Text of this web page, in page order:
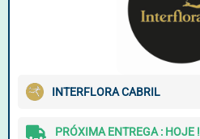
INTERFLORA CABRIL
PRÓXIMA ENTREGA : HOJE !